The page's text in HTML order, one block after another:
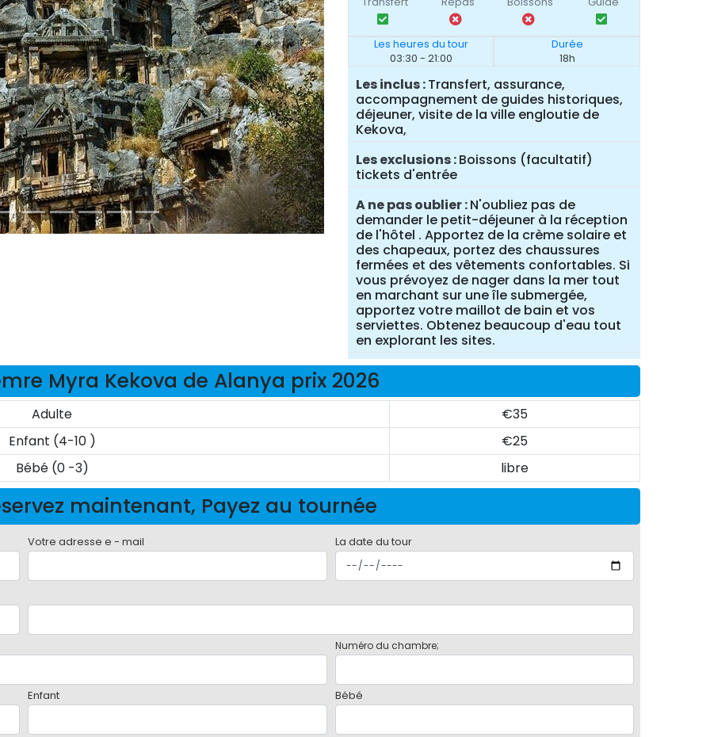
Les heures du tour
03:30 - 21:00
Durée
18h
Les inclus Transfert, assurance,
accompagnement de guides historiques,
déjeuner, visite de la ville engloutie de
Kekova,
Les exclusions Boissons (facultatif)
tickets d'entrée
A ne pas oublier N'oubliez pas de
demander le petit-déjeuner à la réception
de l'hôtel . Apportez de la crème solaire et
des chapeaux, portez des chaussures
fermées et des vêtements confortables. Si
vous prévoyez de nager dans la mer tout
en marchant sur une île submergée,
apportez votre maillot de bain et vos
serviettes. Obtenez beaucoup d'eau tout
en explorant les sites.
Myra Kekova de Alanya prix 2026
Adulte
€35
Enfant (4-10 )
€25
Bébé (0 -3)
libre
maintenant, Payez au tournée
Votre adresse e - mail La date du tour
Numéro du chambre;
Enfant Bébé